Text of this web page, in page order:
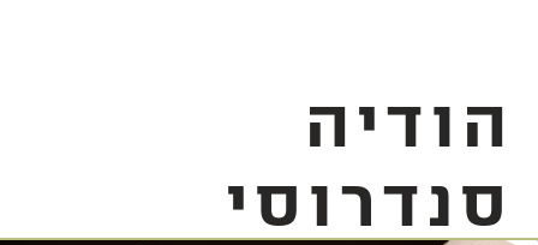
הודיה
סנדרוסי